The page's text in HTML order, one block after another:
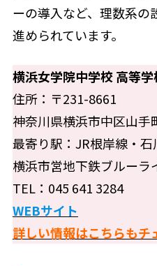
ーの導入など、理数系の
進められています。
横浜女学院中学校 高等学
住所：〒231-8661
神奈川県横浜市中区山手
最寄り駅：JR根岸線・石
横浜市営地下鉄ブルーラ
TEL：045 641 3284
WEBサイト
詳しい情報はこちらもチ